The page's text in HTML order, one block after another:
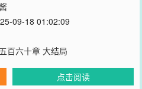
09-18 01:02:09
百六十章 大结局
点击阅读